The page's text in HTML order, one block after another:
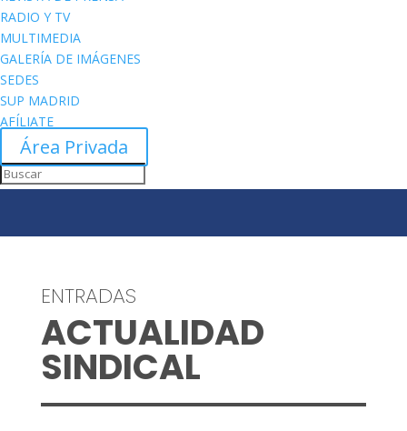
RADIO Y TV
MULTIMEDIA
GALERÍA DE IMÁGENES
SEDES
SUP MADRID
AFÍLIATE
Área Privada
ENTRADAS
ACTUALIDAD
SINDICAL